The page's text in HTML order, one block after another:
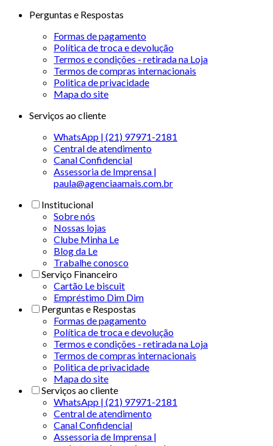
Perguntas e Respostas
Formas de pagamento
Política de troca e devolução
Termos e condições - retirada na Loja
Termos de compras internacionais
Politica de privacidade
Mapa do site
Serviços ao cliente
WhatsApp | (21) 97971-2181
Central de atendimento
Canal Confidencial
Assessoria de Imprensa |
paula@agenciaamais.com.br
Institucional
Sobre nós
Nossas lojas
Clube Minha Le
Blog da Le
Trabalhe conosco
Serviço Financeiro
Cartão Le biscuit
Empréstimo Dim Dim
Perguntas e Respostas
Formas de pagamento
Política de troca e devolução
Termos e condições - retirada na Loja
Termos de compras internacionais
Politica de privacidade
Mapa do site
Serviços ao cliente
WhatsApp | (21) 97971-2181
Central de atendimento
Canal Confidencial
Assessoria de Imprensa |